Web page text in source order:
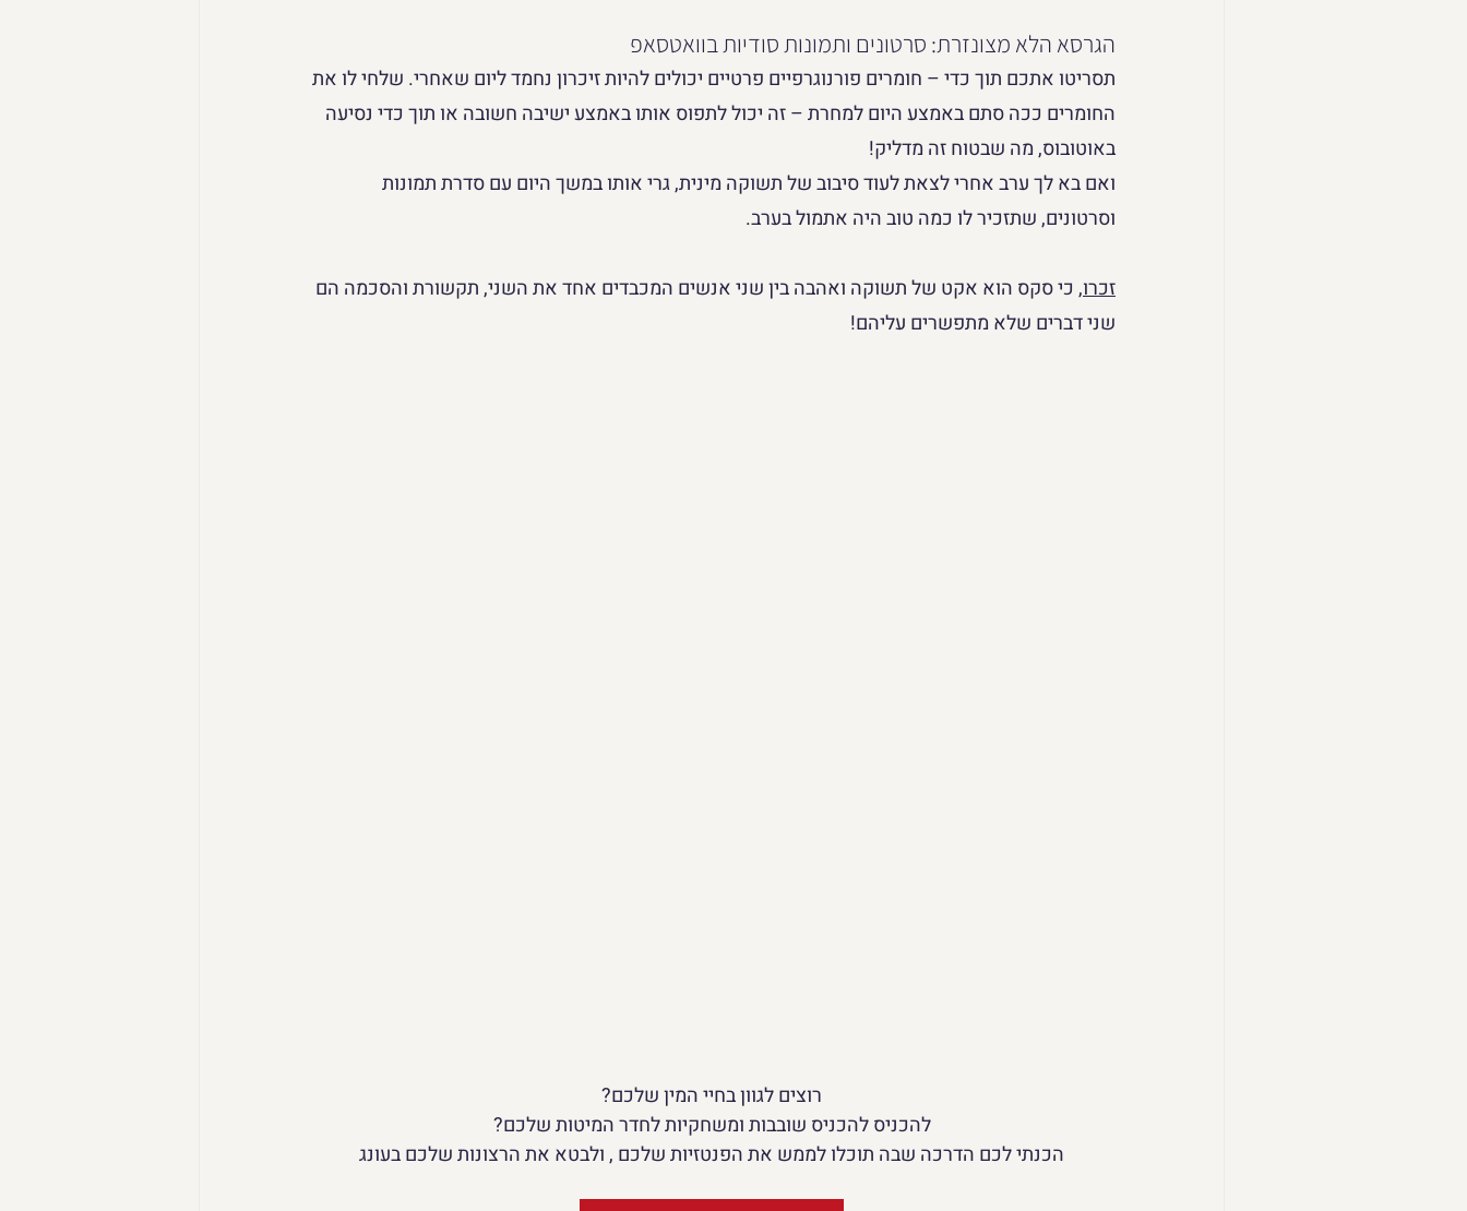
הגרסא הלא מצונזרת: סרטונים ותמונות סודיות בוואטסאפ
תסריטו אתכם תוך כדי – חומרים פורנוגרפיים פרטיים יכולים להיות זיכרון נחמד ליום שאחרי. שלחי לו את
החומרים ככה סתם באמצע היום למחרת – זה יכול לתפוס אותו באמצע ישיבה חשובה או תוך כדי נסיעה
באוטובוס, מה שבטוח זה מדליק!
ואם בא לך ערב אחרי לצאת לעוד סיבוב של תשוקה מינית, גרי אותו במשך היום עם סדרת תמונות
וסרטונים, שתזכיר לו כמה טוב היה אתמול בערב.
זכרו, כי סקס הוא אקט של תשוקה ואהבה בין שני אנשים המכבדים אחד את השני, תקשורת והסכמה הם
שני דברים שלא מתפשרים עליהם!
רוצים לגוון בחיי המין שלכם?
להכניס להכניס שובבות ומשחקיות לחדר המיטות שלכם?
הכנתי לכם הדרכה שבה תוכלו לממש את הפנטזיות שלכם , ולבטא את הרצונות שלכם בעונג